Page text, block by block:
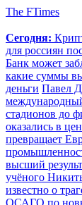
The FTimes
Сегодня:
для россиян
Банк может
какие суммы
деньги Павел
стадионов до
оказались в
превращает
высший
учёного
известно о
ОСАГО по